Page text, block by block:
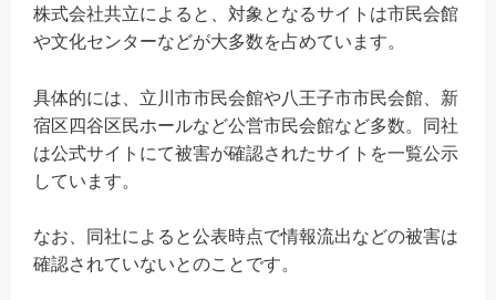
株式会社共立によると、対象となるサイトは市民会館
や文化センターなどが大多数を占めています。
具体的には、立川市市民会館や八王子市市民会館、新
宿区四谷区民ホールなど公営市民会館など多数。同社
は公式サイトにて被害が確認されたサイトを一覧公示
しています。
なお、同社によると公表時点で情報流出などの被害は
確認されていないとのことです。